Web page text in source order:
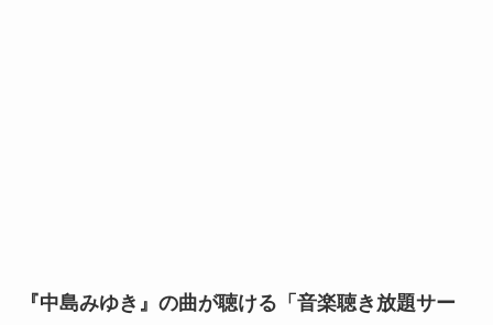
『中島みゆき』の曲が聴ける「音楽聴き放題サー